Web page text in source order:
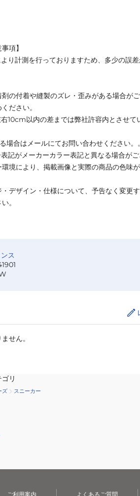
項】
り計測を行っておりますため、多少の誤
の付着や縫製のズレ・歪みがある場合が
ださい。
10cm以内の差までは弊社許容内とさせて
場合はメールにてお問い合わせください。。
記がメーカーカラー表記と異なる場合がご
境により、掲載画像と実際の商品の色味
デザイン・仕様について、予告なく変更
。
ス
せん。
リ
ズ スニーカー
ご利用案内 よくあるご質問